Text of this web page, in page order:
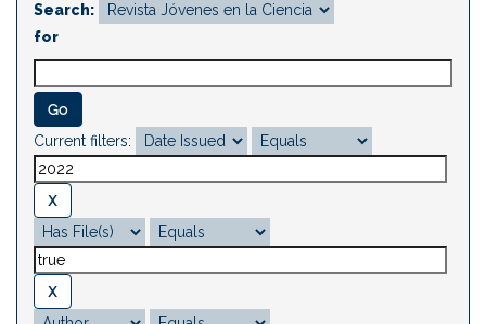
Search:
for
Current filters: